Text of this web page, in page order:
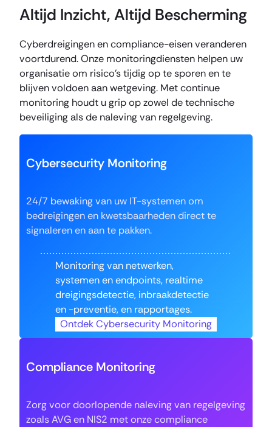
Altijd Inzicht, Altijd Bescherming
Cyberdreigingen en compliance-eisen veranderen
voortdurend. Onze monitoringdiensten helpen uw
organisatie om risico’s tijdig op te sporen en te
blijven voldoen aan wetgeving. Met continue
monitoring houdt u grip op zowel de technische
beveiliging als de naleving van regelgeving.
Cybersecurity Monitoring
24/7 bewaking van uw IT-systemen om
bedreigingen en kwetsbaarheden direct te
signaleren en aan te pakken.
Monitoring van netwerken,
systemen en endpoints, realtime
dreigingsdetectie, inbraakdetectie
en -preventie, en rapportages.
Ontdek Cybersecurity Monitoring
Compliance Monitoring
Zorg voor doorlopende naleving van regelgeving
zoals AVG en NIS2 met onze compliance